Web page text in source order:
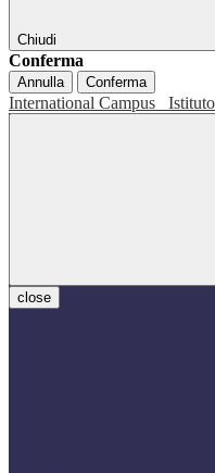
Chiudi
Conferma
Annulla Conferma
International Campus
close